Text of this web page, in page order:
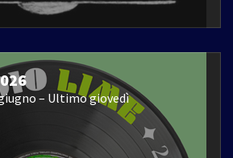
– Ultimo giovedì